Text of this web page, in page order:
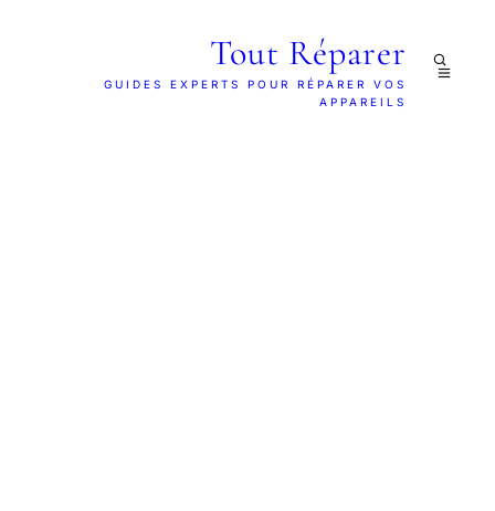
Tout Réparer
GUIDES EXPERTS POUR RÉPARER VOS
APPAREILS